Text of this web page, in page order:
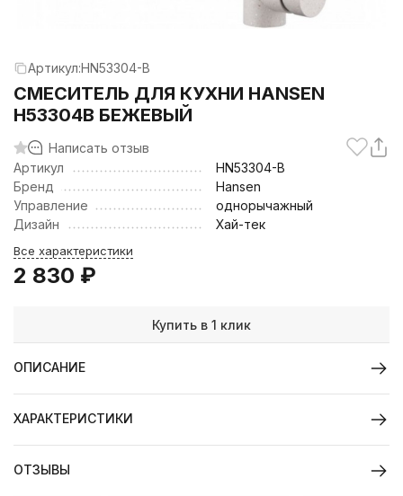
Артикул:HN53304-B
CМЕСИТЕЛЬ ДЛЯ КУХНИ HANSEN
H53304B БЕЖЕВЫЙ
Написать отзыв
Артикул
HN53304-B
Бренд
Hansen
Управление
однорычажный
Дизайн
Хай-тек
Все характеристики
2 830 ₽
Купить в 1 клик
ОПИСАНИЕ
ХАРАКТЕРИСТИКИ
ОТЗЫВЫ